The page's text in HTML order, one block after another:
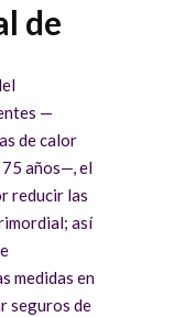
de
—
de calor
75 años—, el
reducir las
así
medidas en
seguros de